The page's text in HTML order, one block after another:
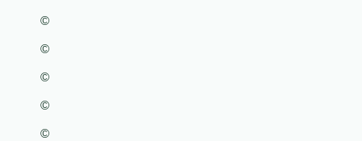
©
©
©
©
©